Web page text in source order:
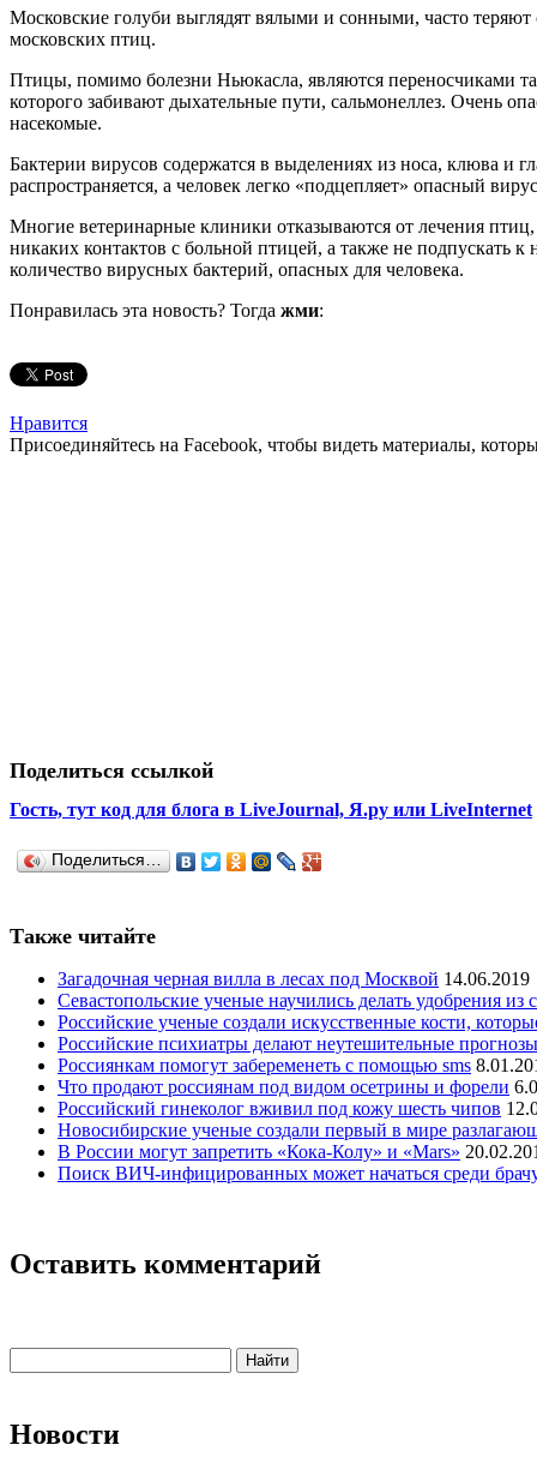
Московские голуби выглядят вялыми и сонными, часто
московских птиц.
Птицы, помимо болезни Ньюкасла, являются переносчиками
которого забивают дыхательные пути, сальмонеллез. Очень
насекомые.
Бактерии вирусов содержатся в выделениях из носа, клюва и
распространяется, а человек легко «подцепляет» опасный
Многие ветеринарные клиники отказываются от лечения
никаких контактов с больной птицей, а также не подпускать
количество вирусных бактерий, опасных для человека.
Понравилась эта новость? Тогда жми:
Нравится
Присоединяйтесь на Facebook, чтобы видеть материалы,
Поделиться ссылкой
Гость, тут код для блога в LiveJournal, Я.ру или LiveInternet
Поделиться…
Также читайте
Загадочная черная вилла в лесах под Москвой 14.06.2019
Севастопольские ученые научились делать удобрения из
Российские ученые создали искусственные кости,
Российские психиатры делают неутешительные
Россиянкам помогут забеременеть с помощью sms
Что продают россиянам под видом осетрины и форели
Российский гинеколог вживил под кожу шесть чипов
Новосибирские ученые создали первый в мире
В России могут запретить «Кока-Колу» и «Mars»
Поиск ВИЧ-инфицированных может начаться среди
Оставить комментарий
Новости